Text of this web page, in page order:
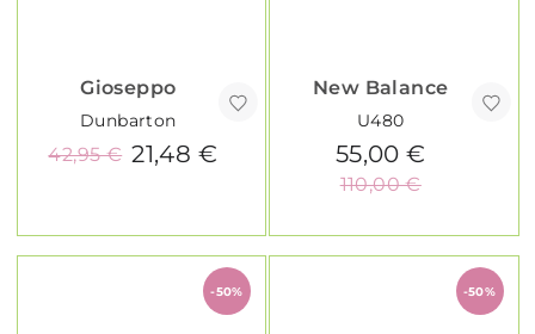
Gioseppo
Dunbarton
21,48 €
42,95 €
New Balance
U480
55,00 €
110,00 €
-50% -50%